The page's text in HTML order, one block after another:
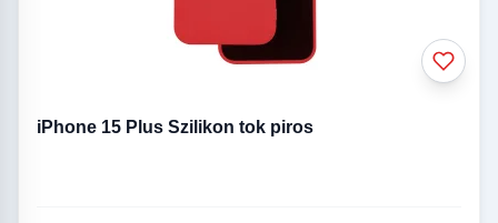
iPhone 15 Plus Szilikon tok piros